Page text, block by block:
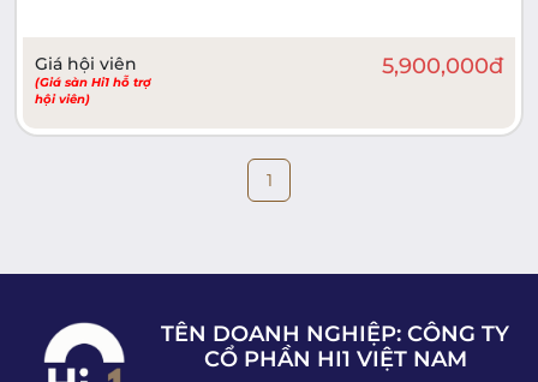
Giá hội viên
(Giá sàn Hi1 hỗ trợ
hội viên)
5,900,000đ
1
TÊN DOANH NGHIỆP: CÔNG TY
CỔ PHẦN HI1 VIỆT NAM